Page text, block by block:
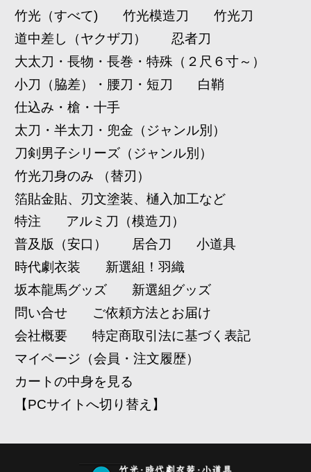
竹光（すべて) 竹光模造刀
竹光刀
道中差し（ヤクザ刀）
忍者刀
大太刀・長物・長巻・特殊（２尺６寸～）
小刀（脇差）・腰刀・短刀
白鞘
仕込み・槍・十手
太刀・半太刀・兜金（ジャンル別）
刀剣男子シリーズ（ジャンル別）
竹光刀身のみ （替刃）
箔貼金貼、刃文塗装、樋入加工など
特注
アルミ刀（模造刀）
普及版（安口）
居合刀
小道具
時代劇衣装
新選組！羽織
坂本龍馬グッズ
新選組グッズ
問い合せ
ご依頼方法とお届け
会社概要
特定商取引法に基づく表記
マイページ（会員・注文履歴）
カートの中身を見る
【PCサイトへ切り替え】